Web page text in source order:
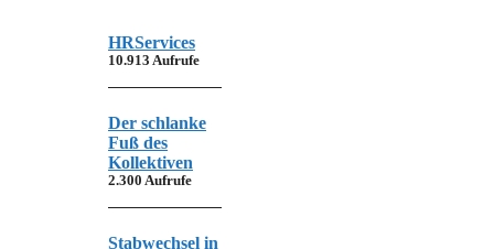
HRServices
10.913 Aufrufe
Der schlanke
Fuß des
Kollektiven
2.300 Aufrufe
Stabwechsel in